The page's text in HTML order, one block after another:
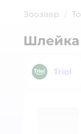
Зоозавр
Шлейка
Triol